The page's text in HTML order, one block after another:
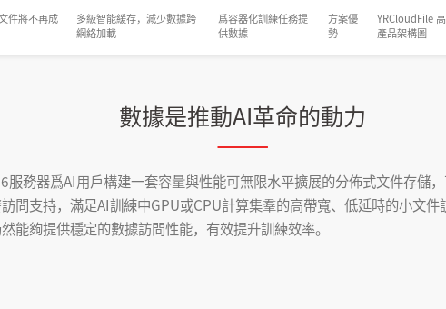
件將不再成
多級智能緩存，減少數據跨
網絡加載
爲容器化訓練任務提
供數據
方案優
勢
YRCloudFile
產品架構圖
數據是推動AI革命的動力
務器爲AI用戶構建一套容量與性能可無限水平擴展的分佈式文件存儲
問支持，滿足AI訓練中GPU或CPU計算集羣的高帶寬、低延時的小文
能夠提供穩定的數據訪問性能，有效提升訓練效率。